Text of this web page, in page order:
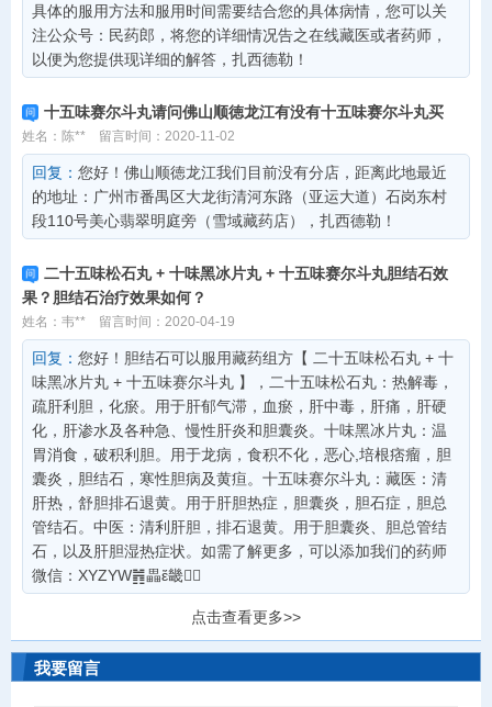
具体的服用方法和服用时间需要结合您的具体病情，您可以关
注公众号：民药郎，将您的详细情况告之在线藏医或者药师，
以便为您提供现详细的解答，扎西德勒！
十五味赛尔斗丸请问佛山顺徳龙江有没有十五味赛尔斗丸买
姓名：陈** 留言时间：2020-11-02
回复： 您好！佛山顺徳龙江我们目前没有分店，距离此地最近
的地址：广州市番禺区大龙街清河东路（亚运大道）石岗东村
段110号美心翡翠明庭旁（雪域藏药店），扎西德勒！
二十五味松石丸 + 十味黑冰片丸 + 十五味赛尔斗丸胆结石效
果？胆结石治疗效果如何？
姓名：韦** 留言时间：2020-04-19
回复： 您好！胆结石可以服用藏药组方【 二十五味松石丸 + 十
味黑冰片丸 + 十五味赛尔斗丸 】，二十五味松石丸：热解毒，
疏肝利胆，化瘀。用于肝郁气滞，血瘀，肝中毒，肝痛，肝硬
化，肝渗水及各种急、慢性肝炎和胆囊炎。十味黑冰片丸：温
胃消食，破积利胆。用于龙病，食积不化，恶心,培根痞瘤，胆
囊炎，胆结石，寒性胆病及黄疸。十五味赛尔斗丸：藏医：清
肝热，舒胆排石退黄。用于肝胆热症，胆囊炎，胆石症，胆总
管结石。中医：清利肝胆，排石退黄。用于胆囊炎、胆总管结
石，以及肝胆湿热症状。如需了解更多，可以添加我们的药师
微信：XYZYW䷬畾ἔ畿
点击查看更多>>
我要留言